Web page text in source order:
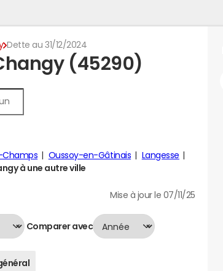
Dette au 31/12/2024
(45290)
Champs Oussoy-en-Gâtinais
Langesse
à une autre ville
Mise à jour le 07/11/25
Comparer avec